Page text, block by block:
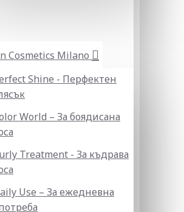
Cosmetics Milano
Shine - Перфектен
World – За боядисана
Treatment - За къдрава
Use – За ежедневна